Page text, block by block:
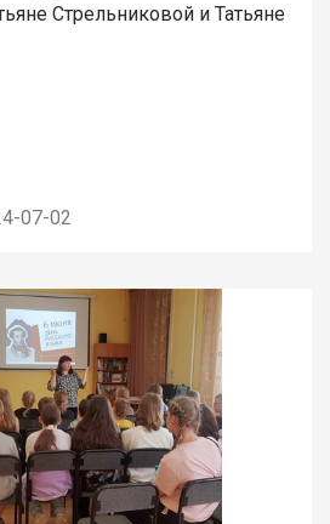
Стрельниковой и Татьяне
07-02